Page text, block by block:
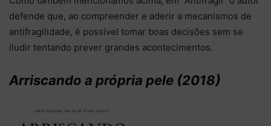
defende que, ao compreender e aderir a mecanismos de
antifragilidade, é possível tomar boas decisões sem se
iludir tentando prever grandes acontecimentos.
Arriscando a própria pele (2018)